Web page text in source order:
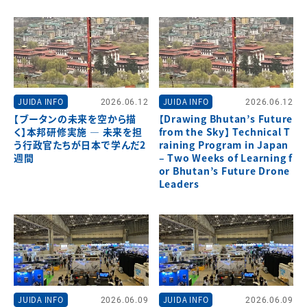
JUIDA INFO 2026.06.12
【ブータンの未来を空から描
く】本邦研修実施 ― 未来を担
う行政官たちが日本で学んだ2
週間
JUIDA INFO 2026.06.12
【Drawing Bhutan’s Future
from the Sky】 Technical T
raining Program in Japan
– Two Weeks of Learning f
or Bhutan’s Future Drone
Leaders
JUIDA INFO 2026.06.09 JUIDA INFO 2026.06.09